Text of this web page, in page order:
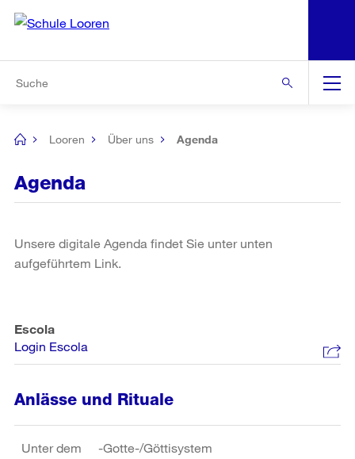
Navigation
[no
Looren Über uns Agenda
Agenda
Unsere digitale Agenda findet Sie unter unten
aufgeführtem Link.
Escola
Login Escola
Anlässe und Rituale
Unter dem
-Gotte-/Göttisystem